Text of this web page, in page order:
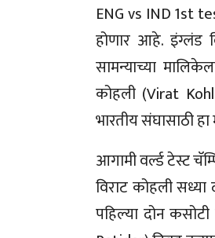
ENG vs IND 1st
होणार आहे. इंग्लंड
सामन्याच्या
कोहली (Virat
भारतीय संघासाठी
आगामी वर्ल्ड टेस्ट
विराट कोहली
पहिल्या दोन